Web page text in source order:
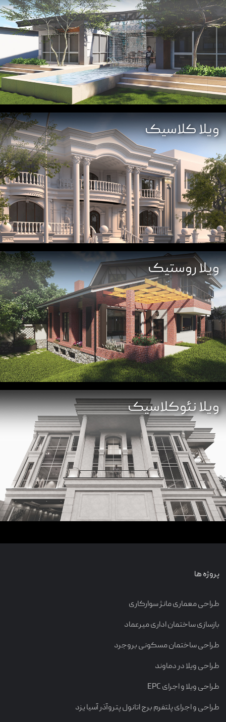
تماس با ما
ویلا کلاسیک
ویلا روستیک
ویلا نئوکلاسیک
پروژه ها
طراحی معماری مانژ سوارکاری
بازسازی ساختمان اداری میرعماد
طراحی ساختمان مسکونی بروجرد
طراحی ویلا در دماوند
طراحی ویلا و اجرای EPC
طراحی و اجرای پلتفرم برج اتانول پتروآذر آسیا یزد